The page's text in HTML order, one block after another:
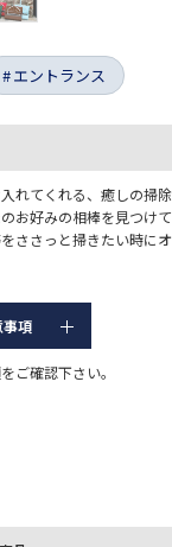
エントランス
れてくれる、癒しの掃
お好みの相棒を見つけ
ささっと掃きたい時に
事項
ご確認下さい。